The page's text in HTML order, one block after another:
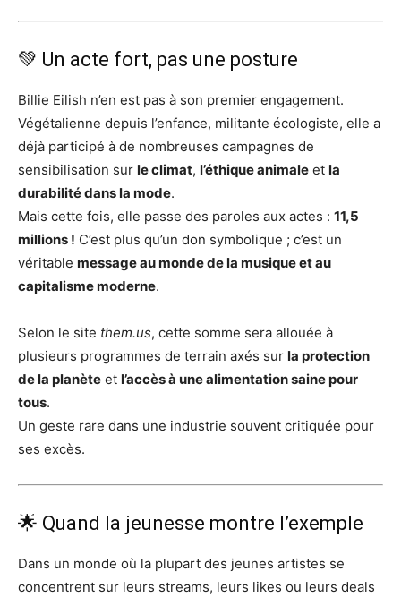
💚 Un acte fort, pas une posture
Billie Eilish n’en est pas à son premier engagement.
Végétalienne depuis l’enfance, militante écologiste, elle a
déjà participé à de nombreuses campagnes de
sensibilisation sur le climat, l’éthique animale et la
durabilité dans la mode.
Mais cette fois, elle passe des paroles aux actes : 11,5
millions ! C’est plus qu’un don symbolique ; c’est un
véritable message au monde de la musique et au
capitalisme moderne.
Selon le site them.us, cette somme sera allouée à
plusieurs programmes de terrain axés sur la protection
de la planète et l’accès à une alimentation saine pour
tous.
Un geste rare dans une industrie souvent critiquée pour
ses excès.
🌟 Quand la jeunesse montre l’exemple
Dans un monde où la plupart des jeunes artistes se
concentrent sur leurs streams, leurs likes ou leurs deals